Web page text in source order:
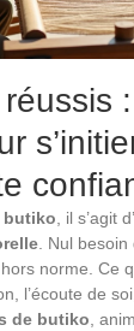
butiko , il s’agit
. Nul besoin
norme. Ce
l’écoute de
de butiko ,